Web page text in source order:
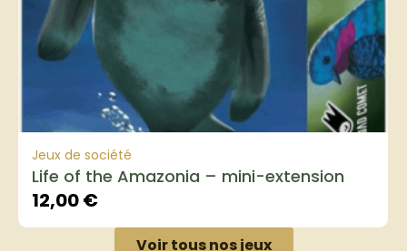
Jeux de société
Life of the Amazonia – mini-extension
12,00€
Voir tous nos jeux